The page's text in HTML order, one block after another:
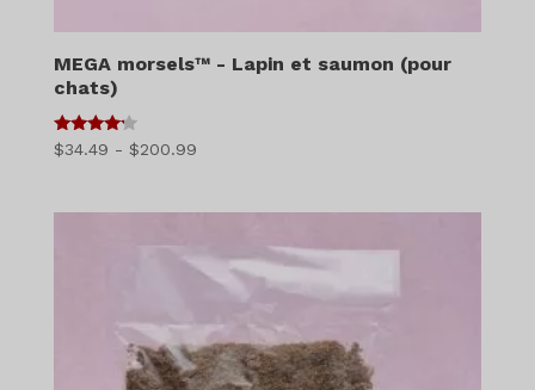
MEGA morsels™ - Lapin et saumon (pour
chats)
4
sur 5
$34.49 - $200.99Gamme
$34.49